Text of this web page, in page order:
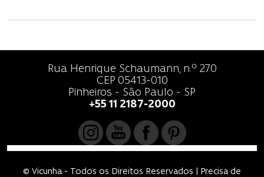
Rua Henrique Schaumann, n.º 270
CEP 05413-010
Pinheiros - São Paulo - SP
+55 11 2187-2000
© Vicunha - Todos os Direitos Reservados | Precisa de